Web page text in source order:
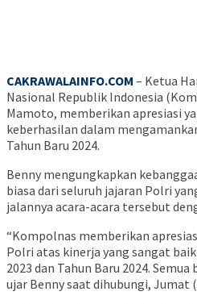
CAKRAWALAINFO.COM – Ketua
Nasional Republik Indonesia
Mamoto, memberikan apresiasi
keberhasilan dalam
Tahun Baru 2024.
Benny mengungkapkan
biasa dari seluruh jajaran Polri
jalannya acara-acara tersebut
“Kompolnas memberikan
Polri atas kinerja yang sangat
2023 dan Tahun Baru 2024.
ujar Benny saat dihubungi, Jumat